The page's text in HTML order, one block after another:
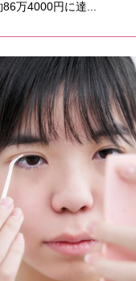
万4000円に達...